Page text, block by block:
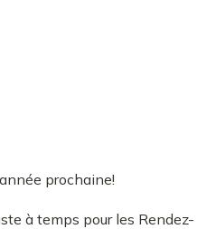
prochaine!
à temps pour les Rendez-